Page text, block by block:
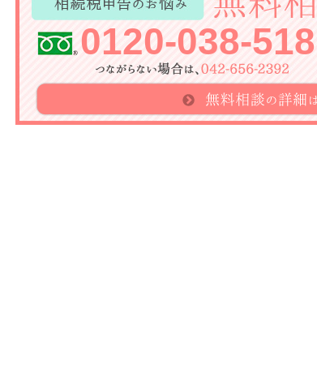
0120-038-518